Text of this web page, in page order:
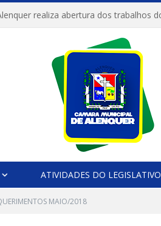
ATIVIDADES DO LEGISLATIVO
MAIO/2018